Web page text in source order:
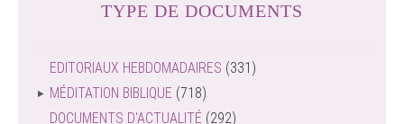
TYPE DE DOCUMENTS
EDITORIAUX HEBDOMADAIRES (331)
MÉDITATION BIBLIQUE (718)
DOCUMENTS D'ACTUALITÉ (292)